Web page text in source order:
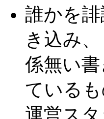
誰かを
き込み
係無い
ている
運営ス